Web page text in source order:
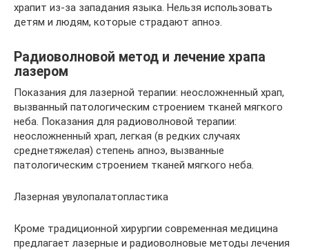
храпит из-за западания языка. Нельзя использовать
детям и людям, которые страдают апноэ.
Радиоволновой метод и лечение храпа
лазером
Показания для лазерной терапии: неосложненный храп,
вызванный патологическим строением тканей мягкого
неба. Показания для радиоволновой терапии:
неосложненный храп, легкая (в редких случаях
среднетяжелая) степень апноэ, вызванные
патологическим строением тканей мягкого неба.
Лазерная увулопалатопластика
Кроме традиционной хирургии современная медицина
предлагает лазерные и радиоволновые методы лечения